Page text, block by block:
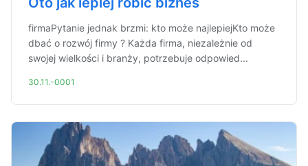
firmaPytanie jednak brzmi: kto może najlepiejKto może
dbać o rozwój firmy ? Każda firma, niezależnie od
swojej wielkości i branży, potrzebuje odpowied...
30.11.-0001